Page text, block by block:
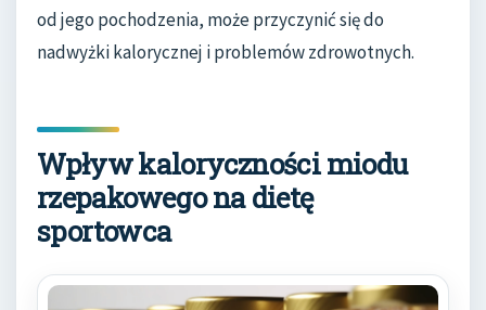
od jego pochodzenia, może przyczynić się do
nadwyżki kalorycznej i problemów zdrowotnych.
Wpływ kaloryczności miodu
rzepakowego na dietę
sportowca